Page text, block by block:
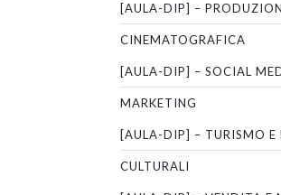
[AULA-DIP] –
CINEMATOGRAFICA
[AULA-DIP] – SOCIAL
MARKETING
[AULA-DIP] – TURISMO E
CULTURALI